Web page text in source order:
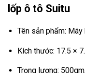
lốp ô tô Suitu
Tên sản phẩm:
Kích thước: 17.5 ×
Trọng lượng: